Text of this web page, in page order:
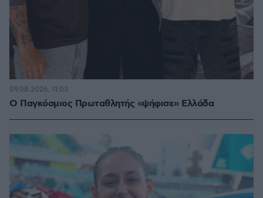
Ο Παγκόσμιος Πρωταθλητής «ψήφισε» Ελλάδα
09.08.2026, 11:03